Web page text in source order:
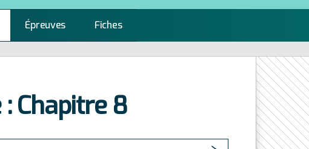
Épreuves Fiches
Chapitre 8